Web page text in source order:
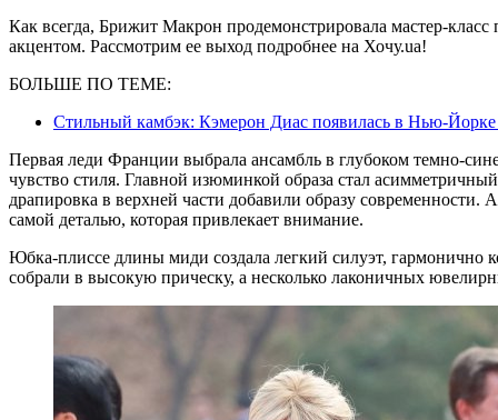
Как всегда, Брижит Макрон продемонстрировала мастер-
акцентом. Рассмотрим ее выход подробнее на Хочу.ua!
БОЛЬШЕ ПО ТЕМЕ:
Стильный камбэк: Кэмерон Диас появилась в Нью-
Первая леди Франции выбрала ансамбль в глубоком темно-
чувство стиля. Главной изюминкой образа стал
драпировка в верхней части добавили образу
самой деталью, которая привлекает внимание.
Юбка-плиссе длины миди создала легкий силуэт, гармонично
собрали в высокую прическу, а несколько лаконичных